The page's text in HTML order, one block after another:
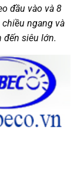
đầu vào và 8
ngang và
đến siêu lớn.